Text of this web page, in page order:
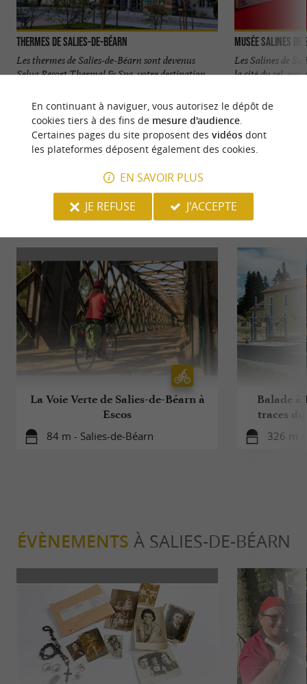
Thermes de Salies-de-Béarn
Les thermes de Salies-de-Béarn sont devenus
Selya Resort Thermal & Spa, votre destination
174 m - Salies-de-Béarn
Musée Salines
Les Salines de
la cité du sel,
VOUS AIMEREZAUSSI
La Voie Verte de Salies-de-Béarn à
Escos
84 m - Salies-de-Béarn
Balade à
traces
326 m -
ÉVÈNEMENTS À SALIES-DE-BÉARN
En continuant à naviguer, vous autorisez le dépôt de
cookies tiers à des fins de mesure d'audience.
Certaines pages du site proposent des vidéosdont
les plateformes déposent également des cookies.
EN SAVOIR PLUS
JE REFUSE
J'ACCEPTE